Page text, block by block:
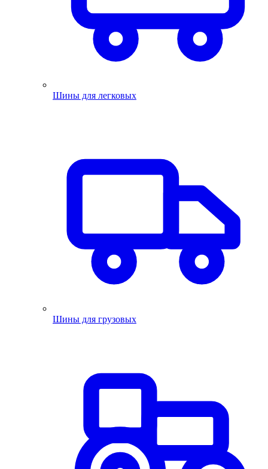
Шины для легковых
Шины для грузовых